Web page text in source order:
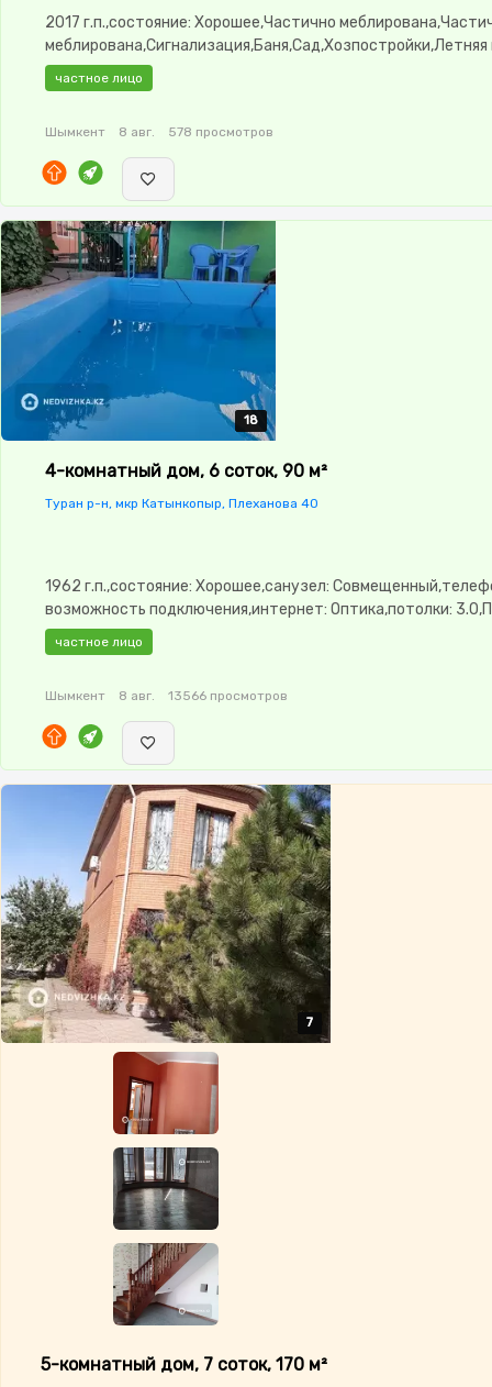
2017 г.п.,состояние: Хорошее,Частично
меблирована,Сигнализация,Баня,Сад,Хозпостройки,Летняя
частное лицо
Шымкент 8 авг. 578 просмотров
18
18
18
18
18
4-комнатный дом, 6 соток, 90 м²
Туран р-н, мкр Катынкопыр, Плеханова 40
1962 г.п.,состояние: Хорошее,санузел:
возможность подключения,интернет: Оптика,потолки:
окна,Баня,Бассейн,Сад,Веранда,Хозпостройки
частное лицо
Шымкент 8 авг. 13566 просмотров
7
7
7
7
7
5-комнатный дом, 7 соток, 170 м²